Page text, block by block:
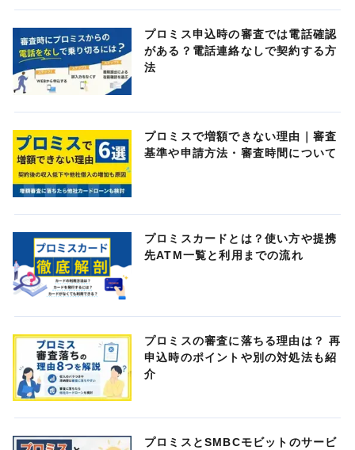
プロミス申込時の審査では電話確認
がある？電話連絡なしで契約する方
法
プロミスで増額できない理由｜審査
基準や申請方法・審査時間について
プロミスカードとは？使い方や提携
先ATM一覧と利用までの流れ
プロミスの審査に落ちる理由は？ 再
申込時のポイントや別の対処法も紹
介
プロミスとSMBCモビットのサービ